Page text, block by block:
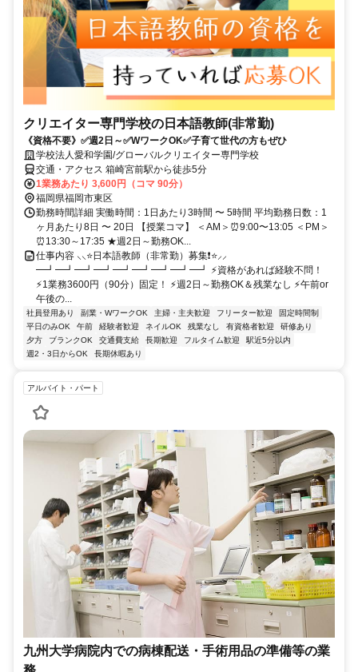
クリエイター専門学校の日本語教師(非常勤)
《資格不要》✅週2日～✅WワークOK✅子育て世代の方もぜひ
学校法人愛和学園/グローバルクリエイター専門学校
交通・アクセス 箱崎宮前駅から徒歩5分
1業務あたり 3,600円（コマ 90分）
福岡県福岡市東区
勤務時間詳細 実働時間：1日あたり3時間 〜 5時間 平均勤務日数：1
ヶ月あたり8日 〜 20日 【授業コマ】 ＜AM＞⏰9:00〜13:05 ＜PM＞
⏰13:30～17:35 ★週2日～勤務OK...
仕事内容 ⸜⸜⭐日本語教師（非常勤）募集❗⭐⸝⸝
━┛━┛━┛━┛━┛━┛━┛━┛━┛ ⚡資格があれば経験不問！
⚡1業務3600円（90分）固定！ ⚡週2日～勤務OK＆残業なし ⚡午前or
午後の...
社員登用あり 副業・WワークOK 主婦・主夫歓迎 フリーター歓迎
固定時間制
平日のみOK
午前 経験者歓迎 ネイルOK 残業なし 有資格者歓迎
研修あり
夕方
ブランクOK 交通費支給 長期歓迎 フルタイム歓迎
駅近5分以内
週2・3日からOK
長期休暇あり
アルバイト・パート
九州大学病院内での病棟配送・手術用品の準備等の業